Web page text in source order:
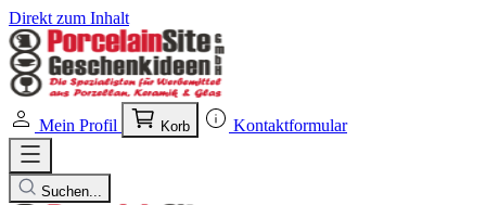
Direkt zum Inhalt
Mein Profil Korb Kontaktformular
Suchen...